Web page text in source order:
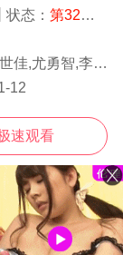
状态： 第32集完结
才,夏星,冯国强,那志东,王大奇,曹曦文,张铎
12
速观看